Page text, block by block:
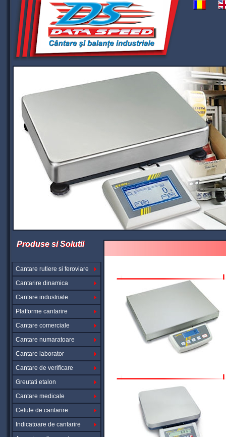
Produse si Solutii
Cantare rutiere si feroviare
Cantarire dinamica
Cantare industriale
Platforme cantarire
Cantare comerciale
Cantare numaratoare
Cantare laborator
Cantare de verificare
Greutati etalon
Cantare medicale
Celule de cantarire
Indicatoare de cantarire